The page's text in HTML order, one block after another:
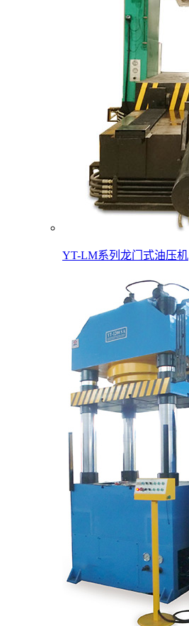
YT-LM系列龙门式油压机